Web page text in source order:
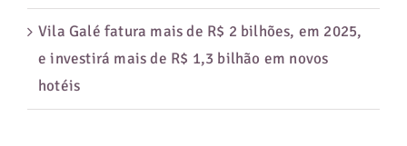
Vila Galé fatura mais de R$ 2 bilhões, em 2025,
e investirá mais de R$ 1,3 bilhão em novos
hotéis